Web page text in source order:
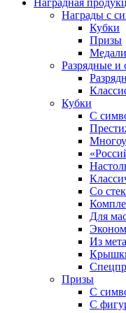
Наградная
Награды с
Кубки
Призы
Медали
Разрядные и
Кубки
С
Со
Для
Эконом
Из
Призы
С
С